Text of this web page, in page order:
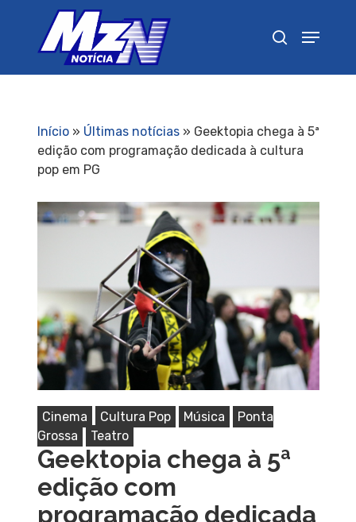
Início» Últimas notícias» Geektopia chega à 5ª
edição com programação dedicada à cultura
pop em PG
Cinema Cultura Pop Música
Ponta
Grossa
Teatro
Geektopia chega à 5ª
edição com
programação dedicada